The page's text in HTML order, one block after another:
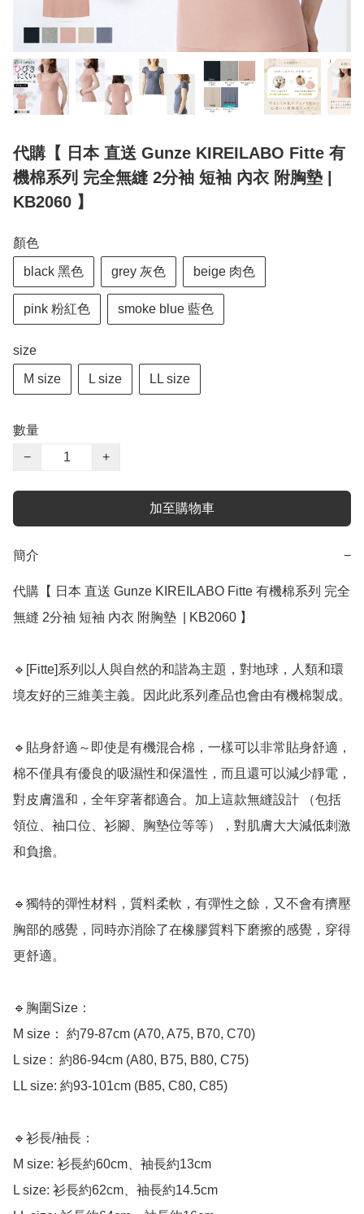
代購【 日本 直送 Gunze KIREILABO Fitte 有
機棉系列 完全無縫 2分袖 短袖 內衣 附胸墊 |
KB2060 】
顏色
black 黑色 grey 灰色 beige 肉色
pink 粉紅色 smoke blue 藍色
size
M size L size LL size
數量
−
+
加至購物車
簡介 −
代購【 日本 直送 Gunze KIREILABO Fitte 有機棉系列 完全
無縫 2分袖 短袖 內衣 附胸墊  | KB2060 】 ﻿
🔹[Fitte]系列以人與自然的和諧為主題，對地球，人類和環
境友好的三維美主義。因此此系列產品也會由有機棉製成。
🔹貼身舒適～即使是有機混合棉，一樣可以非常貼身舒適，
棉不僅具有優良的吸濕性和保溫性，而且還可以減少靜電，
對皮膚溫和，全年穿著都適合。加上這款無縫設計 （包括
領位、袖口位、衫腳、胸墊位等等），對肌膚大大減低刺激
和負擔。
🔹獨特的彈性材料，質料柔軟，有彈性之餘，又不會有擠壓
胸部的感覺，同時亦消除了在橡膠質料下磨擦的感覺，穿得
更舒適。
🔹胸圍Size：
M size： 約79-87cm (A70, A75, B70, C70)
L size :  約86-94cm (A80, B75, B80, C75)
LL size: 約93-101cm (B85, C80, C85)
🔹衫長/袖長：
M size: 衫長約60cm、袖長約13cm
L size: 衫長約62cm、袖長約14.5cm